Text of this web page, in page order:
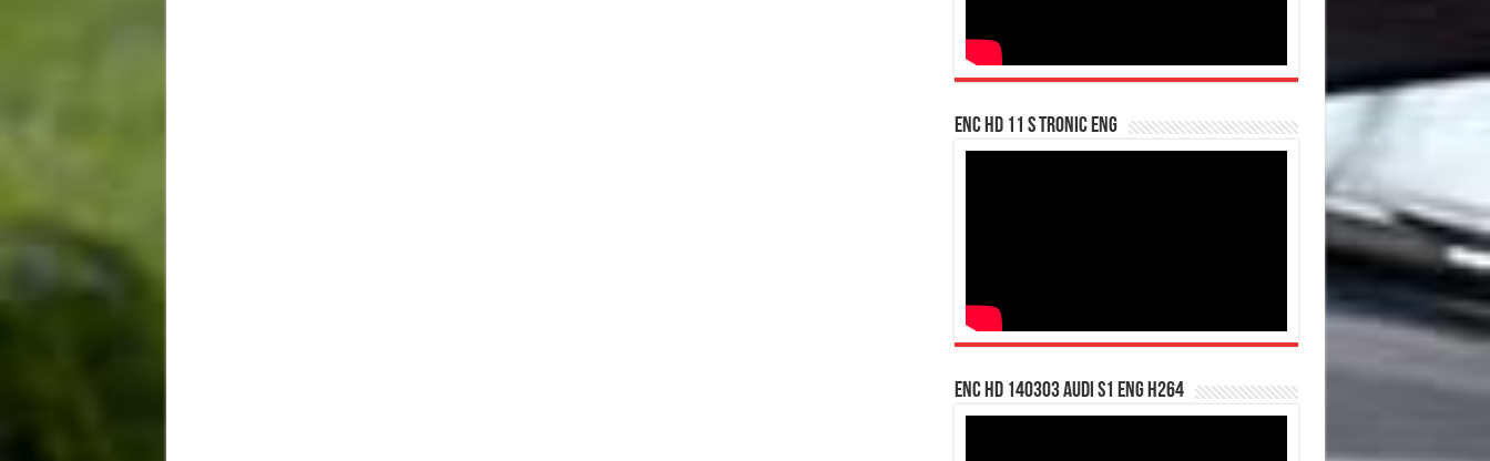
enc hd 11 S tronic ENG
enc hd 140303 Audi S1 ENG H264